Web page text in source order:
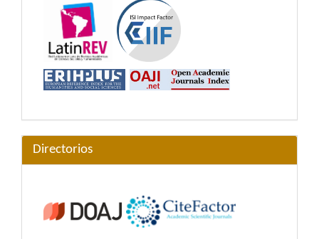
Directorios